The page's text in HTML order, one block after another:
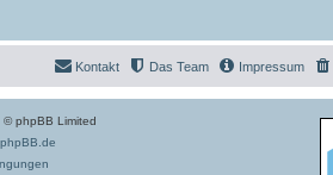
Impressum
Das Team
Kontakt
© phpBB Limited
phpBB.de